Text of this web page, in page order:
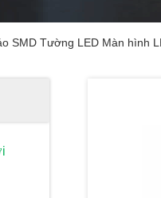
SMD Tường LED Màn hình